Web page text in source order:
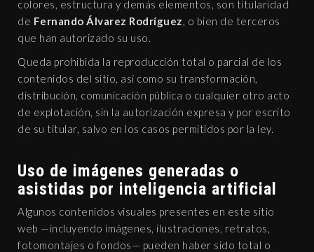
colores, estructura y demás elementos, son titularidad
de Fernando Álvarez Rodríguez, o bien de terceros
que han autorizado su uso.
Queda prohibida la reproducción total o parcial de los
contenidos del sitio, así como su transformación,
distribución, comunicación pública o cualquier otro acto
de explotación, sin la autorización expresa y por escrito
de su titular, salvo en los casos permitidos por la ley.
Uso de imágenes generadas o
asistidas por inteligencia artificial
Algunos contenidos visuales presentes en este sitio
web —incluyendo imágenes, ilustraciones, retratos,
fotomontajes o fondos— pueden haber sido total o